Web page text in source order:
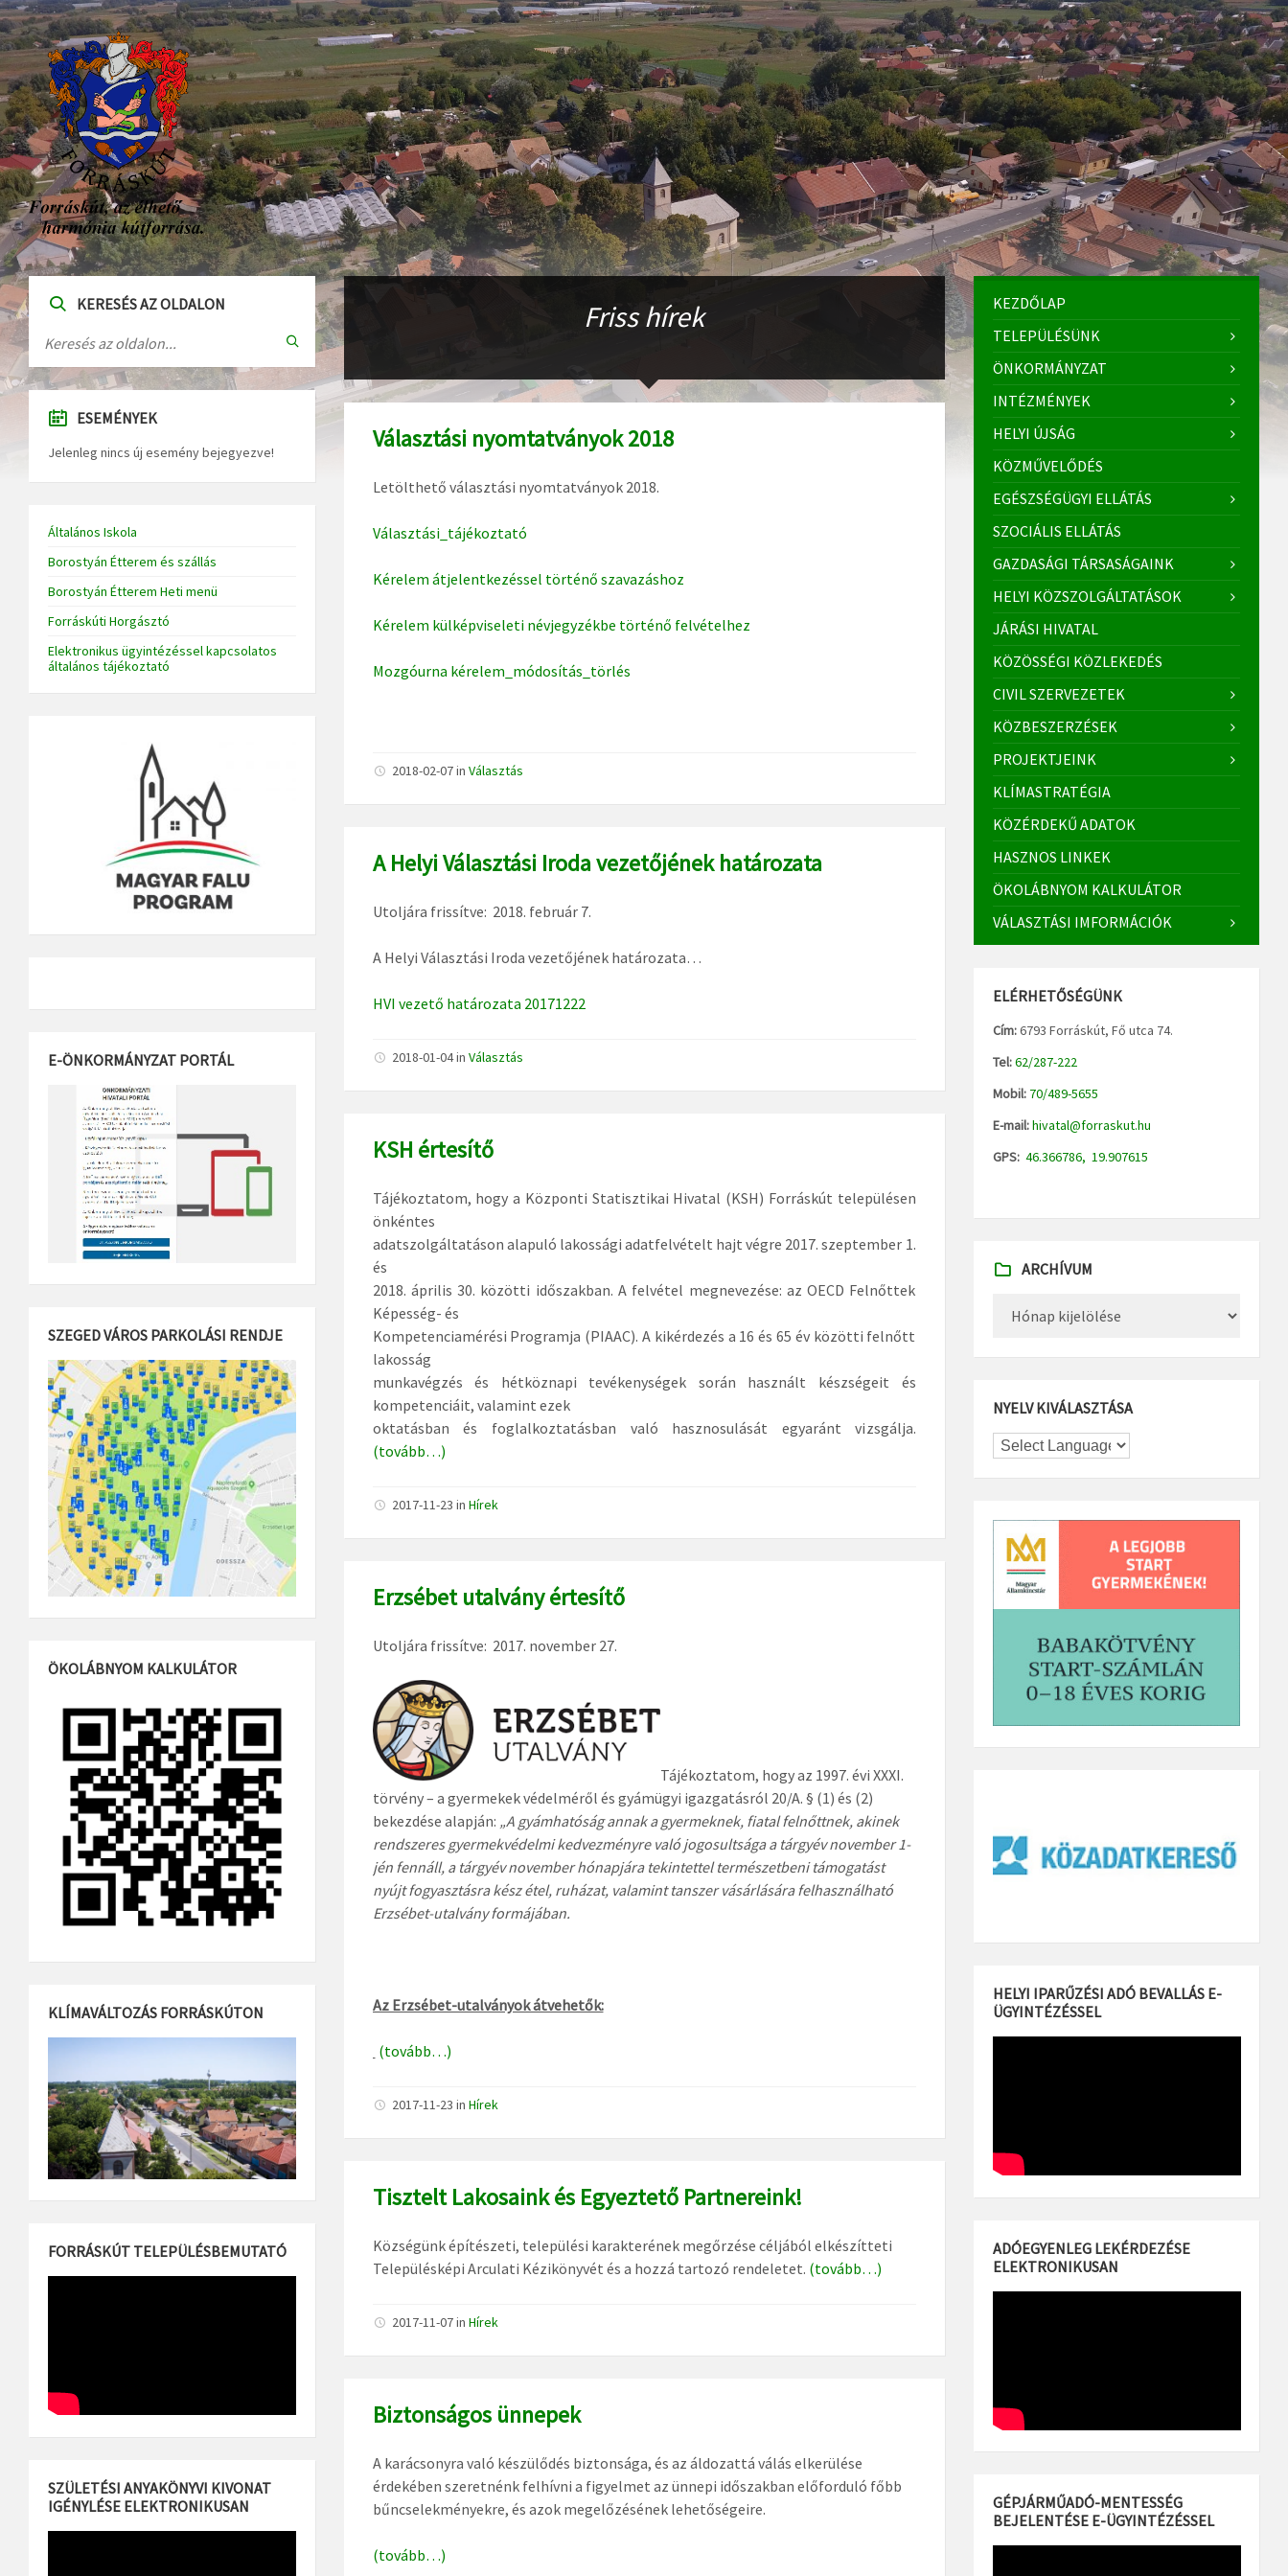
Friss hírek
Választási nyomtatványok 2018
Letölthető választási nyomtatványok 2018.
Választási_tájékoztató
Kérelem átjelentkezéssel történő szavazáshoz
Kérelem külképviseleti névjegyzékbe történő felvételhez
Mozgóurna kérelem_módosítás_törlés
2018-02-07in Választás
A Helyi Választási Iroda vezetőjének határozata
Utoljára frissítve: 2018. február 7.
A Helyi Választási Iroda vezetőjének határozata…
HVI vezető határozata 20171222
2018-01-04in Választás
KSH értesítő
Tájékoztatom, hogy a Központi Statisztikai Hivatal (KSH) Forráskút településen
önkéntes
adatszolgáltatáson alapuló lakossági adatfelvételt hajt végre 2017. szeptember 1.
és
2018. április 30. közötti időszakban. A felvétel megnevezése: az OECD Felnőttek
Képesség- és
Kompetenciamérési Programja (PIAAC). A kikérdezés a 16 és 65 év közötti felnőtt
lakosság
munkavégzés és hétköznapi tevékenységek során használt készségeit és
kompetenciáit, valamint ezek
oktatásban és foglalkoztatásban való hasznosulását egyaránt vizsgálja.
(tovább…)
2017-11-23 in Hírek
Erzsébet utalvány értesítő
Utoljára frissítve: 2017. november 27.
Tájékoztatom, hogy az 1997. évi XXXI.
törvény – a gyermekek védelméről és gyámügyi igazgatásról 20/A. § (1) és (2)
bekezdése alapján: „A gyámhatóság annak a gyermeknek, fiatal felnőttnek, akinek
rendszeres gyermekvédelmi kedvezményre való jogosultsága a tárgyév november 1-
jén fennáll, a tárgyév november hónapjára tekintetteltermészetbeni támogatást
nyújt fogyasztásra kész étel, ruházat, valamint tanszer vásárlására felhasználható
Erzsébet-utalvány formájában.
Az Erzsébet-utalványok átvehetők:
(tovább…)
2017-11-23 in Hírek
Tisztelt Lakosaink és Egyeztető Partnereink!
Községünk építészeti, települési karakterének megőrzése céljából elkészítteti
Településképi Arculati Kézikönyvét és a hozzá tartozó rendeletet. (tovább…)
2017-11-07in Hírek
Biztonságos ünnepek
A karácsonyra való készülődés biztonsága, és az áldozattá válás elkerülése
érdekében szeretnénk felhívni a figyelmet az ünnepi időszakban előforduló főbb
bűncselekményekre, és azok megelőzésének lehetőségeire.
(tovább…)
KERESÉS AZ OLDALON
ESEMÉNYEK
Jelenleg nincs új esemény bejegyezve!
Általános Iskola
Borostyán Étterem és szállás
Borostyán Étterem Heti menü
Forráskúti Horgásztó
Elektronikus ügyintézéssel kapcsolatos
általános tájékoztató
E-ÖNKORMÁNYZAT PORTÁL
SZEGED VÁROS PARKOLÁSI RENDJE
ÖKOLÁBNYOM KALKULÁTOR
KLÍMAVÁLTOZÁS FORRÁSKÚTON
FORRÁSKÚT TELEPÜLÉSBEMUTATÓ
SZÜLETÉSI ANYAKÖNYVI KIVONAT
IGÉNYLÉSE ELEKTRONIKUSAN
KEZDŐLAP
TELEPÜLÉSÜNK
ÖNKORMÁNYZAT
INTÉZMÉNYEK
HELYI ÚJSÁG
KÖZMŰVELŐDÉS
EGÉSZSÉGÜGYI ELLÁTÁS
SZOCIÁLIS ELLÁTÁS
GAZDASÁGI TÁRSASÁGAINK
HELYI KÖZSZOLGÁLTATÁSOK
JÁRÁSI HIVATAL
KÖZÖSSÉGI KÖZLEKEDÉS
CIVIL SZERVEZETEK
KÖZBESZERZÉSEK
PROJEKTJEINK
KLÍMASTRATÉGIA
KÖZÉRDEKŰ ADATOK
HASZNOS LINKEK
ÖKOLÁBNYOM KALKULÁTOR
VÁLASZTÁSI IMFORMÁCIÓK
ELÉRHETŐSÉGÜNK
Cím:6793 Forráskút, Fő utca 74.
Tel:62/287-222
Mobil:70/489-5655
E-mail:hivatal@forraskut.hu
GPS: 46.366786, 19.907615
ARCHÍVUM
NYELV KIVÁLASZTÁSA
HELYI IPARŰZÉSI ADÓ BEVALLÁS E-
ÜGYINTÉZÉSSEL
ADÓEGYENLEG LEKÉRDEZÉSE
ELEKTRONIKUSAN
GÉPJÁRMŰADÓ-MENTESSÉG
BEJELENTÉSE E-ÜGYINTÉZÉSSEL